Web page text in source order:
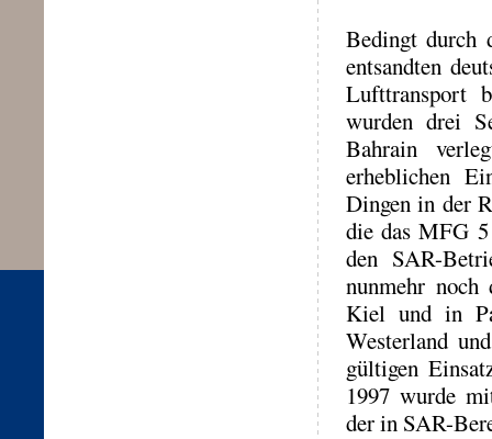
Bedingt durch
entsandten
Lufttransport
wurden drei
Bahrain
erheblichen
Dingen in der
die das MFG
den SAR-
nunmehr
Kiel und in
Westerland
gültigen
1997 wurde
der in SAR-